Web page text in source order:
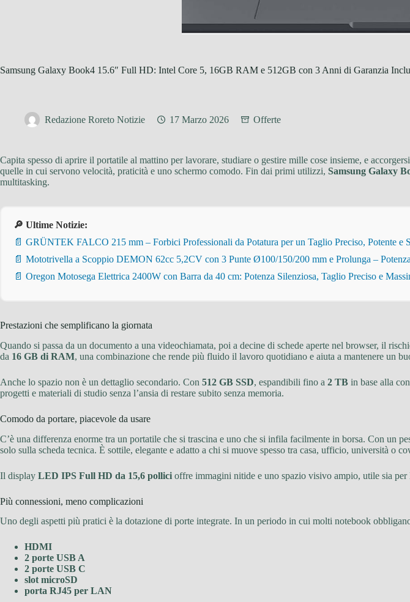
Samsung Galaxy Book4 15.6″ Full HD: Intel Core 5, 16GB RAM e 512GB con 3 Anni di Garanzia
Redazione Roreto Notizie 17 Marzo 2026 Offerte
Capita spesso di aprire il portatile al mattino per lavorare, studiare o gestire mille cose insieme, e
quelle in cui servono velocità, praticità e uno schermo comodo. Fin dai primi utilizzi, Samsung Galaxy
multitasking.
🔎 Ultime Notizie:
📄 GRÜNTEK FALCO 215 mm – Forbici Professionali da Potatura per un Taglio Preciso, Potente e
📄 Mototrivella a Scoppio DEMON 62cc 5,2CV con 3 Punte Ø100/150/200 mm e Prolunga –
📄 Oregon Motosega Elettrica 2400W con Barra da 40 cm: Potenza Silenziosa, Taglio Preciso e
Prestazioni che semplificano la giornata
Quando si passa da un documento a una videochiamata, poi a decine di schede aperte nel browser, il
da 16 GB di RAM, una combinazione che rende più fluido il lavoro quotidiano e aiuta a mantenere un
Anche lo spazio non è un dettaglio secondario. Con 512 GB SSD, espandibili fino a 2 TB in base alla
progetti e materiali di studio senza l’ansia di restare subito senza memoria.
Comodo da portare, piacevole da usare
C’è una differenza enorme tra un portatile che si trascina e uno che si infila facilmente in borsa. Con un
solo sulla scheda tecnica. È sottile, elegante e adatto a chi si muove spesso tra casa, ufficio, università o
Il display LED IPS Full HD da 15,6 pollici offre immagini nitide e uno spazio visivo ampio, utile sia
Più connessioni, meno complicazioni
Uno degli aspetti più pratici è la dotazione di porte integrate. In un periodo in cui molti notebook
HDMI
2 porte USB A
2 porte USB C
slot microSD
porta RJ45 per LAN